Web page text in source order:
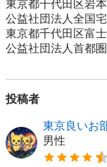
東京都千代田区岩
公益社団法人全国
東京都千代田区富
公益社団法人首都
投稿者
東京良いお
男性